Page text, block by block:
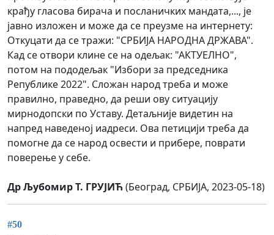
крађу гласова бирача и посланичких мандата,..., је
јавно изложен и може да се преузме на интернету:
Откуцати да се тражи: "СРБИЈА НАРОДНА ДРЖАВА".
Кад се отвори клине се на одељак: "АКТУЕЛНО",
потом на пододељак "Избори за председника
Републике 2022". Сложан народ треба и може
правилно, праведно, да реши ову ситуацију
мирнодопски по Уставу. Детаљније видетин на
напред наведеној иадреси. Ова петицији треба да
помогне да се народ освести и прибере, поврати
поверење у себе.
Др Љубомир Т. ГРУЈИЋ (Београд, СРБИЈА, 2023-05-18)
#50